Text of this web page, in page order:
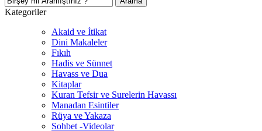
Kategoriler
Akaid ve İtikat
Dini Makaleler
Fıkıh
Hadis ve Sünnet
Havass ve Dua
Kitaplar
Kuran Tefsir ve Surelerin Havassı
Manadan Esintiler
Rüya ve Yakaza
Sohbet -Videolar